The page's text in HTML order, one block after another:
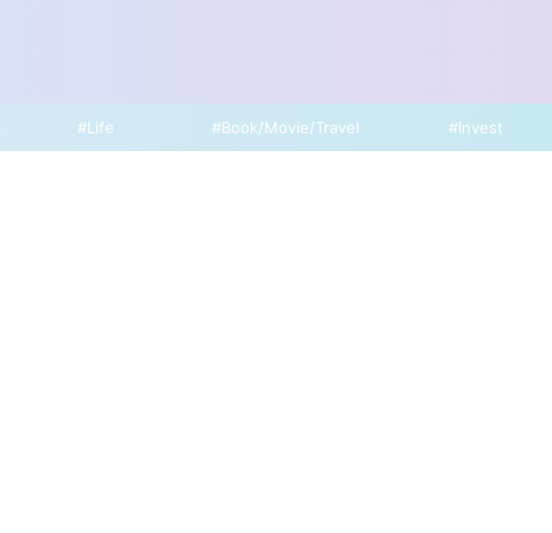
#Life #Book/Movie/Travel #Invest